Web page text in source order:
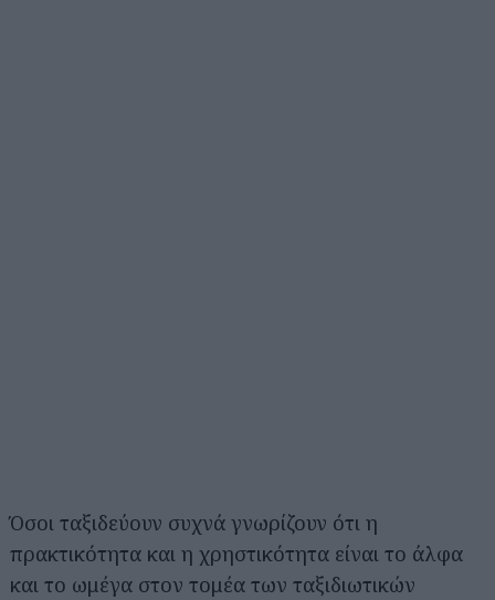
Όσοι ταξιδεύουν συχνά γνωρίζουν ότι η
πρακτικότητα και η χρηστικότητα είναι το άλφα
και το ωμέγα στον τομέα των ταξιδιωτικών